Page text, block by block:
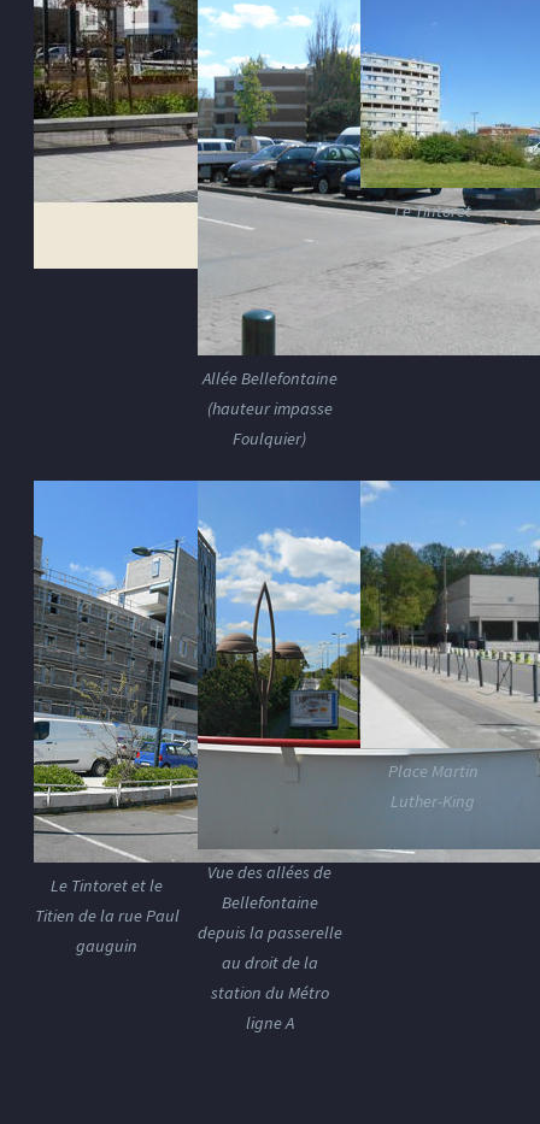
Allée Bellefontaine
(hauteur impasse
Foulquier)
Le Tintoret
Le Tintoret et le
Titien de la rue Paul
gauguin
Vue des allées de
Bellefontaine
depuis la passerelle
au droit de la
station du Métro
ligne A
Place Martin
Luther-King